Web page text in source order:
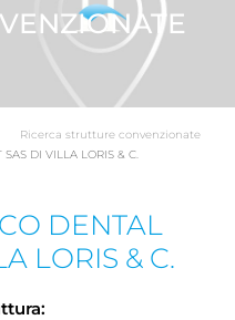
Ricerca strutture convenzionate
DI VILLA LORIS & C.
DENTAL
LORIS & C.